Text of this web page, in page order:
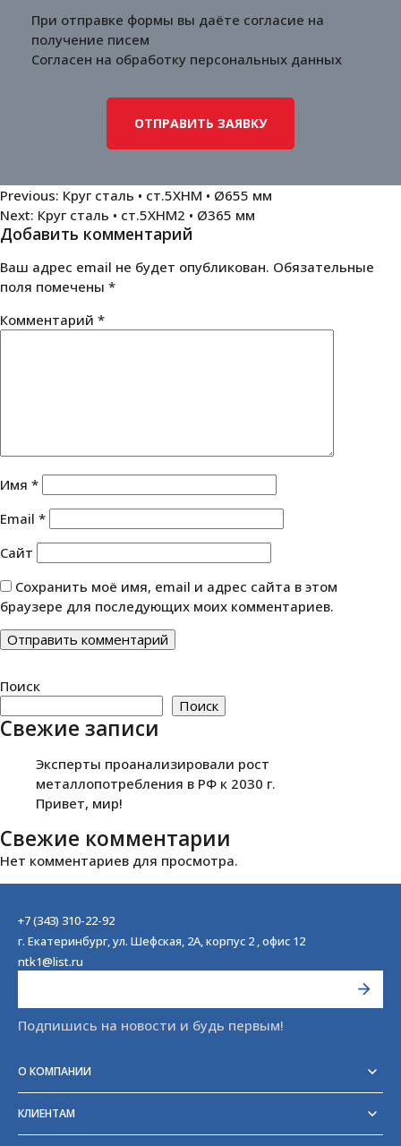
При отправке формы вы даёте согласие на
получение писем
Согласен на обработку персональных данных
Навигация
по
записям
Previous: Круг сталь • ст.5ХНМ • Ø655 мм
Next: Круг сталь • ст.5ХНМ2 • Ø365 мм
Добавить комментарий
Ваш адрес email не будет опубликован. Обязательные
поля помечены *
Комментарий *
Имя *
Email *
Сайт
Сохранить моё имя, email и адрес сайта в этом
браузере для последующих моих комментариев.
Поиск
Поиск
Свежие записи
Эксперты проанализировали рост
металлопотребления в РФ к 2030 г.
Привет, мир!
Свежие комментарии
Нет комментариев для просмотра.
+7 (343) 310-22-92
г. Екатеринбург, ул. Шефская, 2А, корпус 2 , офис 12
ntk1@list.ru
Подпишись на новости и будь первым!
О КОМПАНИИ
Отзывы
Блог
КЛИЕНТАМ